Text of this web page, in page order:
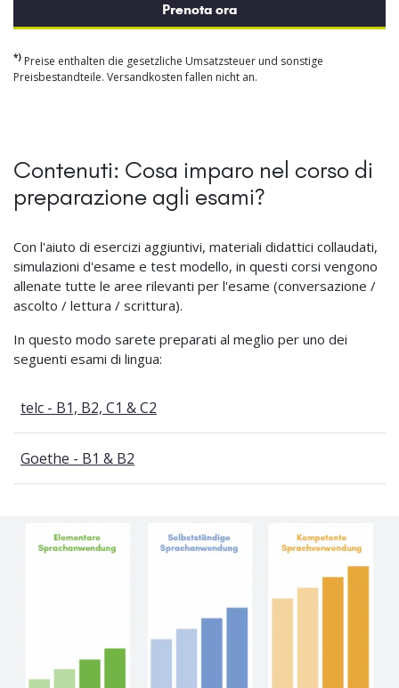
Prenota ora
*) Preise enthalten die gesetzliche Umsatzsteuer und sonstige
Preisbestandteile. Versandkosten fallen nicht an.
Contenuti: Cosa imparo nel corso di
preparazione agli esami?
Con l'aiuto di esercizi aggiuntivi, materiali didattici collaudati,
simulazioni d'esame e test modello, in questi corsi vengono
allenate tutte le aree rilevanti per l'esame (conversazione /
ascolto / lettura / scrittura).
In questo modo sarete preparati al meglio per uno dei
seguenti esami di lingua:
telc - B1, B2, C1 & C2
Goethe - B1 & B2